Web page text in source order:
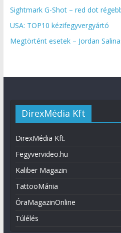
Sightmark G-Shot – red dot
USA: TOP10 kézifegyvergyártó
Megtörtént esetek – Jordan
DirexMédia Kft
DirexMédia Kft.
Fegyvervideo.hu
Kaliber Magazin
TattooMánia
ÓraMagazinOnline
Túlélés